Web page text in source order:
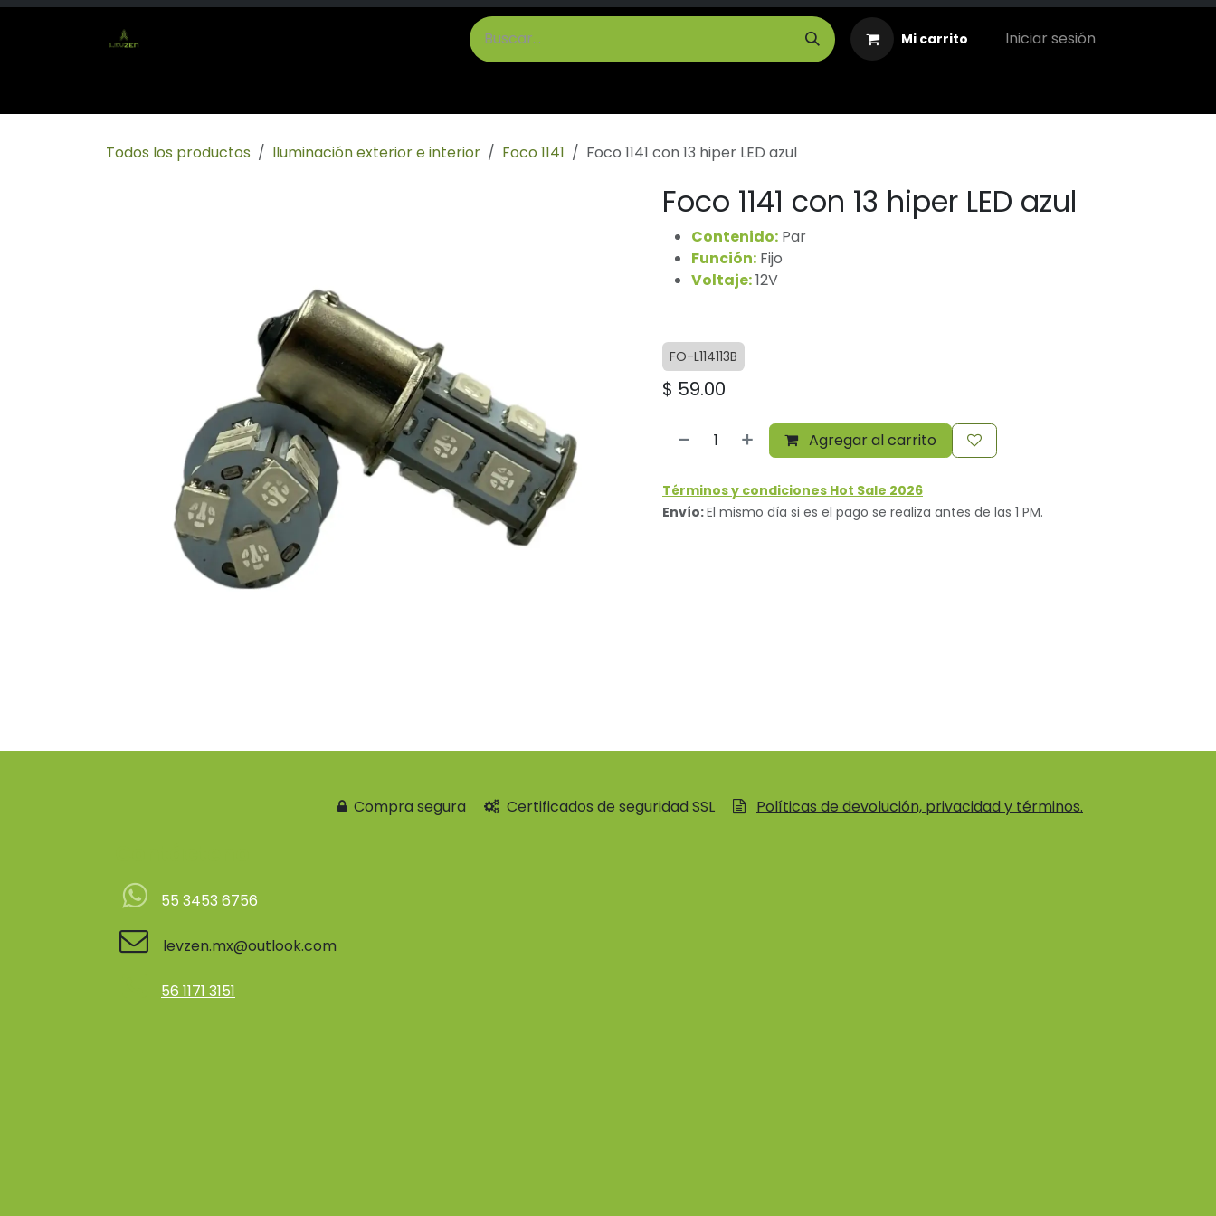
Ir al contenido
Mi carrito Iniciar sesión
Todos los productos Iluminación exterior e interior Foco 1141 Foco 1141 con 13 hiper LED azul
Foco 1141 con 13 hiper LED azul
Contenido: Par
Función: Fijo
Voltaje:12V
FO-L114113B
$ 59.00
Agregar al carrito
Términos y condiciones Hot Sale 2026
Envío:El mismo día si es el pago se realiza antes de las 1 PM.
Compra segura Certificados de seguridad SSL Políticas de devolución, privacidad y términos.
55 3453 6756
levzen.mx@outlook.com
56 1171 3151